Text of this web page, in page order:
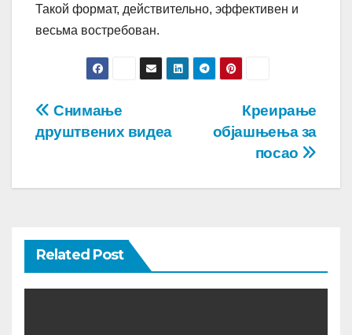
Такой формат, действительно, эффективен и
весьма востребован.
Post
navigation
Креирање
објашњења за
посао
Снимање
друштвених видеа
Related Post